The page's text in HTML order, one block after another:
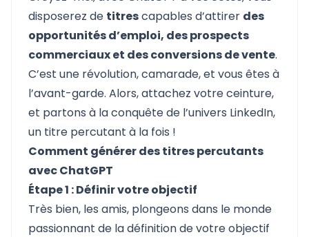
disposerez de titrescapables d’attirer des
opportunités d’emploi, des prospects
commerciaux et des conversions de vente.
C’est une révolution, camarade, et vous êtes à
l’avant-garde. Alors, attachez votre ceinture,
et partons à la conquête de l’univers LinkedIn,
un titre percutant à la fois !
Comment générer des titres percutants
avec ChatGPT
Étape 1 : Définir votre objectif
Très bien, les amis, plongeons dans le monde
passionnant de la définition de votre objectif